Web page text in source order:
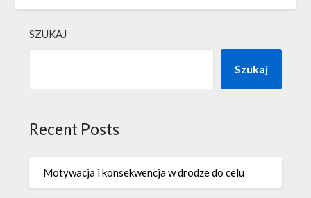
SZUKAJ
Szukaj
Recent Posts
Motywacja i konsekwencja w drodze do celu